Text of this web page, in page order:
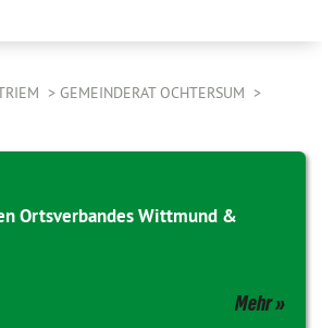
GEMEINDERAT OCHTERSUM
Ortsverbandes Wittmund &
Mehr